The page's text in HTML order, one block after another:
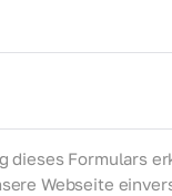
dieses Formulars
Webseite